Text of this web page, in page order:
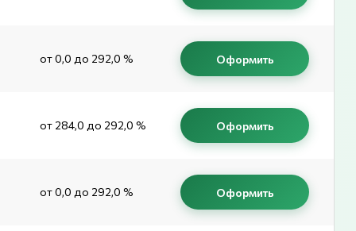
от 0,0 до 292,0 % Оформить
от 284,0 до 292,0 % Оформить
от 0,0 до 292,0 % Оформить